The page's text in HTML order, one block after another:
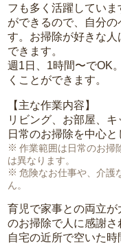
フも多く活躍してい
ができるので、自分
す。お掃除が好きな
できます。
週1日、1時間〜でOK
くことができます。
【主な作業内容】
リビング、お部屋、
日常のお掃除を中心と
作業範囲は日常のお掃
は異なります。
危険なお仕事や、介護
ん。
育児で家事との両立
のお掃除で人に感謝さ
自宅の近所で空いた時